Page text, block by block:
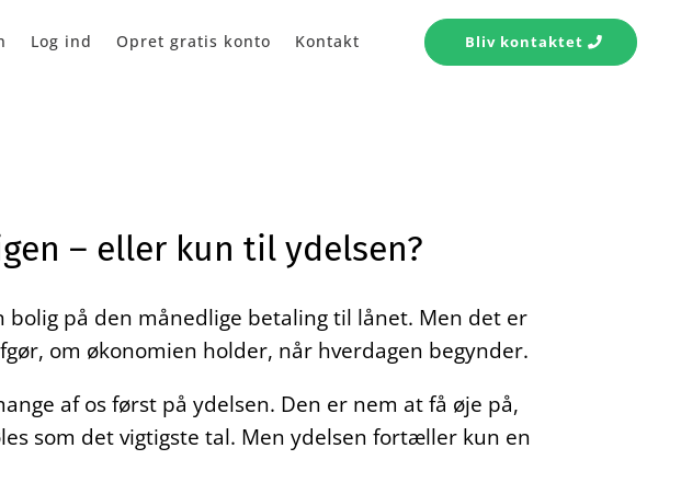
Log ind Opret gratis konto Kontakt Bliv kontaktet
– eller kun til ydelsen?
på den månedlige betaling til lånet. Men det er
om økonomien holder, når hverdagen begynder.
af os først på ydelsen. Den er nem at få øje på,
som det vigtigste tal. Men ydelsen fortæller kun en